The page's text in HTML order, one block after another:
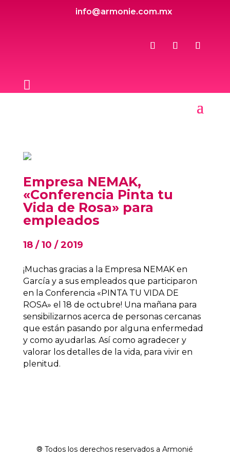
info@armonie.com.mx

Empresa NEMAK,
«Conferencia Pinta tu
Vida de Rosa» para
empleados
18 / 10 / 2019
¡Muchas gracias a la Empresa NEMAK en
García y a sus empleados que participaron
en la Conferencia «PINTA TU VIDA DE
ROSA» el 18 de octubre! Una mañana para
sensibilizarnos acerca de personas cercanas
que están pasando por alguna enfermedad
y como ayudarlas. Así como agradecer y
valorar los detalles de la vida, para vivir en
plenitud.
® Todos los derechos reservados a Armonié